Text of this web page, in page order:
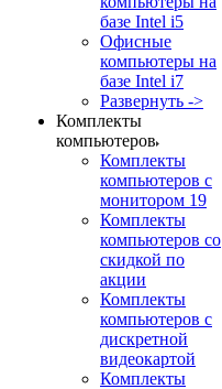
базе Intel i5
Офисные
компьютеры на
базе Intel i7
Развернуть ->
Комплекты
компьютеров
Комплекты
компьютеров с
монитором 19
Комплекты
компьютеров со
скидкой по
акции
Комплекты
компьютеров с
дискретной
видеокартой
Комплекты